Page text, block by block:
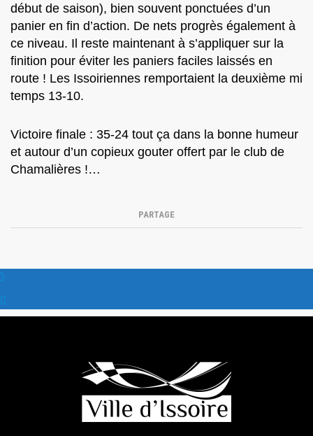
début de saison), bien souvent ponctuées d’un
panier en fin d’action. De nets progrès également à
ce niveau. Il reste maintenant à s’appliquer sur la
finition pour éviter les paniers faciles laissés en
route ! Les Issoiriennes remportaient la deuxième mi
temps 13-10.
Victoire finale : 35-24 tout ça dans la bonne humeur
et autour d’un copieux gouter offert par le club de
Chamalières !…
PARTAGE